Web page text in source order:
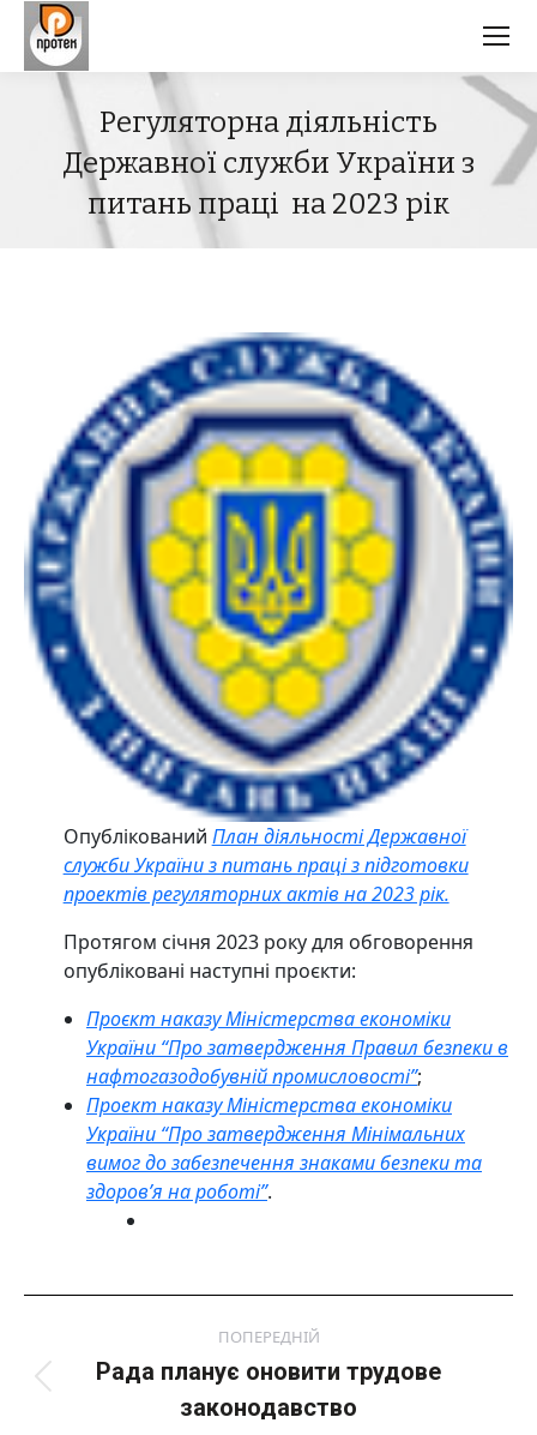
Регуляторна діяльність
Державної служби України з
питань праці на 2023 рік
Опублікований План діяльності Державної
служби України з питань праці з підготовки
проектів регуляторних актів на 2023 рік.
Протягом січня 2023 року для обговорення
опубліковані наступні проєкти:
Проєкт наказу Міністерства економіки
України “Про затвердження Правил безпеки в
нафтогазодобувній промисловості”;
Проект наказу Міністерства економіки
України “Про затвердження Мінімальних
вимог до забезпечення знаками безпеки та
здоров’я на роботі”.
ПОПЕРЕДНІЙ
Попередній
пост:
Рада планує оновити трудове
законодавство